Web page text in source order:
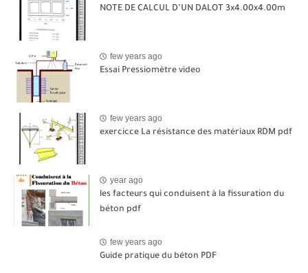
NOTE DE CALCUL D’UN DALOT 3x4.00x4.00m
few years ago
Essai Pressiomètre video
few years ago
exercicce La résistance des matériaux RDM pdf
year ago
les facteurs qui conduisent à la fissuration du
béton pdf
few years ago
Guide pratique du béton PDF